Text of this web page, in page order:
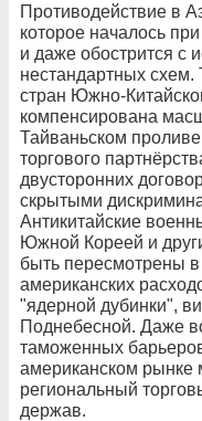
Противодействие в
которое началось
и даже обострится с
нестандартных схем.
стран Южно-
компенсирована
Тайваньском
торгового
двусторонних
скрытыми
Антикитайские
Южной Кореей и
быть пересмотрены
американских
"ядерной дубинки",
Поднебесной. Даже
таможенных
американском рынке
региональный
держав.